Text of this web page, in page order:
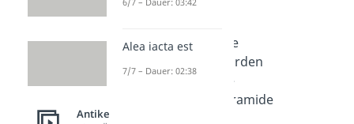
Ägyptisch
Dauer: 04:07
Pyramide
Wie
wurden
die
Pyramide
Alea iacta est
7/7 – Dauer: 02:38
Antike